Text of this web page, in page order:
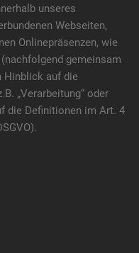
unseres
Webseiten,
Onlinepräsenzen, wie
gemeinsam
Hinblick auf die
„Verarbeitung“ oder
die Definitionen im Art. 4